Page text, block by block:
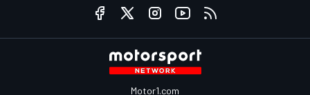
Motor1.com